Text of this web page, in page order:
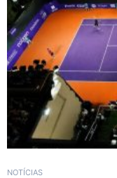
NOTÍCIAS